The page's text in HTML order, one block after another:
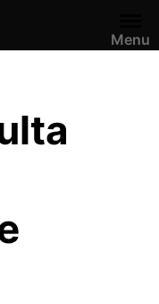
Menu